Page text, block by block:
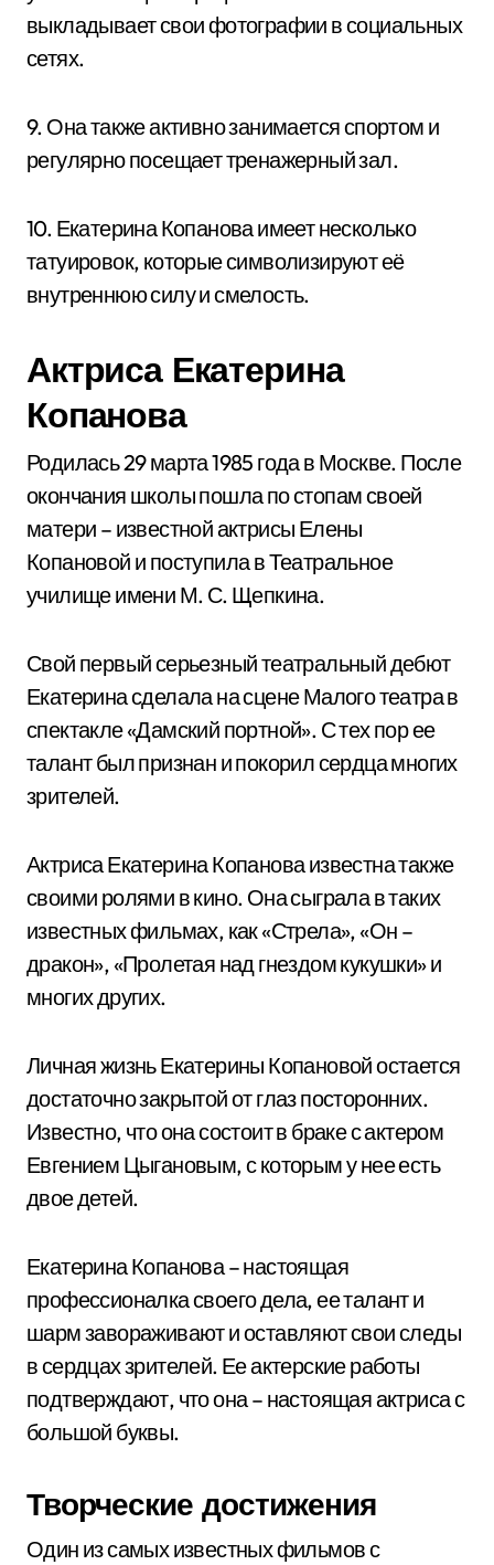
выкладывает свои фотографии в социальных
сетях.
9. Она также активно занимается спортом и
регулярно посещает тренажерный зал.
10. Екатерина Копанова имеет несколько
татуировок, которые символизируют её
внутреннюю силу и смелость.
Актриса Екатерина
Копанова
Родилась 29 марта 1985 года в Москве. После
окончания школы пошла по стопам своей
матери – известной актрисы Елены
Копановой и поступила в Театральное
училище имени М. С. Щепкина.
Свой первый серьезный театральный дебют
Екатерина сделала на сцене Малого театра в
спектакле «Дамский портной». С тех пор ее
талант был признан и покорил сердца многих
зрителей.
Актриса Екатерина Копанова известна также
своими ролями в кино. Она сыграла в таких
известных фильмах, как «Стрела», «Он –
дракон», «Пролетая над гнездом кукушки» и
многих других.
Личная жизнь Екатерины Копановой остается
достаточно закрытой от глаз посторонних.
Известно, что она состоит в браке с актером
Евгением Цыгановым, с которым у нее есть
двое детей.
Екатерина Копанова – настоящая
профессионалка своего дела, ее талант и
шарм завораживают и оставляют свои следы
в сердцах зрителей. Ее актерские работы
подтверждают, что она – настоящая актриса с
большой буквы.
Творческие достижения
Один из самых известных фильмов с